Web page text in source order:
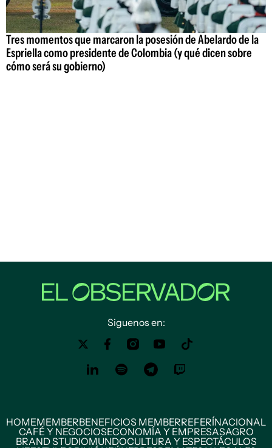
Tres momentos que marcaron la posesión de Abelardo de la
Espriella como presidente de Colombia (y qué dicen sobre
cómo será su gobierno)
Siguenos en:
HOMEMEMBERBENEFICIOS MEMBERREFERÍNACIONAL
CAFÉ Y NEGOCIOSECONOMÍA Y EMPRESASAGRO
BRAND STUDIOMUNDOCULTURA Y ESPECTÁCULOS